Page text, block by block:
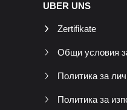
UBER UNS
Zertifikate
Общи условия
Политика за
Политика за